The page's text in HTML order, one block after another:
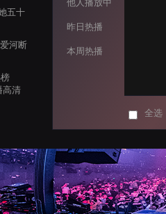
五十
河断
高清
你的
他人播放中
昨日热播
本周热播
全选